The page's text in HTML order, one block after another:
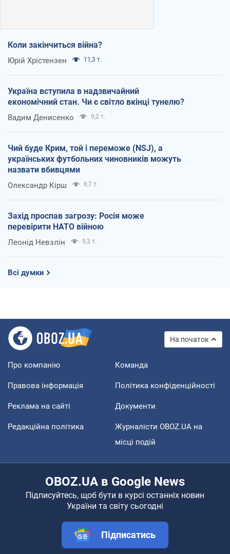
Коли закінчиться війна?
Юрій Хрістензен 11,3 т.
Україна вступила в надзвичайний
економічний стан. Чи є світло вкінці тунелю?
Вадим Денисенко 9,2 т.
Чий буде Крим, той і переможе (NSJ), а
українських футбольних чиновників можуть
назвати вбивцями
Олександр Кірш 8,7 т.
Захід проспав загрозу: Росія може
перевірити НАТО війною
Леонід Невзлін 9,3 т.
Всі думки
На початок
Про компанію Команда
Правова інформація Політика конфіденційності
Реклама на сайті Документи
Редакційна політика
Журналісти OBOZ.UA на
місці подій
OBOZ.UA в Google News
Підписуйтесь, щоб бути в курсі останніх новин
України та світу сьогодні
Підписатись